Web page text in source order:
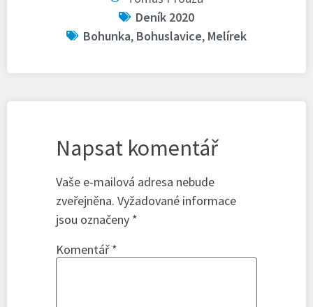
Deník 2020
Bohunka, Bohuslavice, Melírek
Napsat komentář
Vaše e-mailová adresa nebude
zveřejněna. Vyžadované informace
jsou označeny *
Komentář*